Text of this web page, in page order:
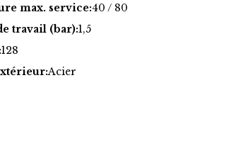
max. service:40 / 80
travail (bar):1,5
128
Acier